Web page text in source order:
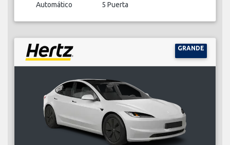
Automático 5 Puerta
GRANDE